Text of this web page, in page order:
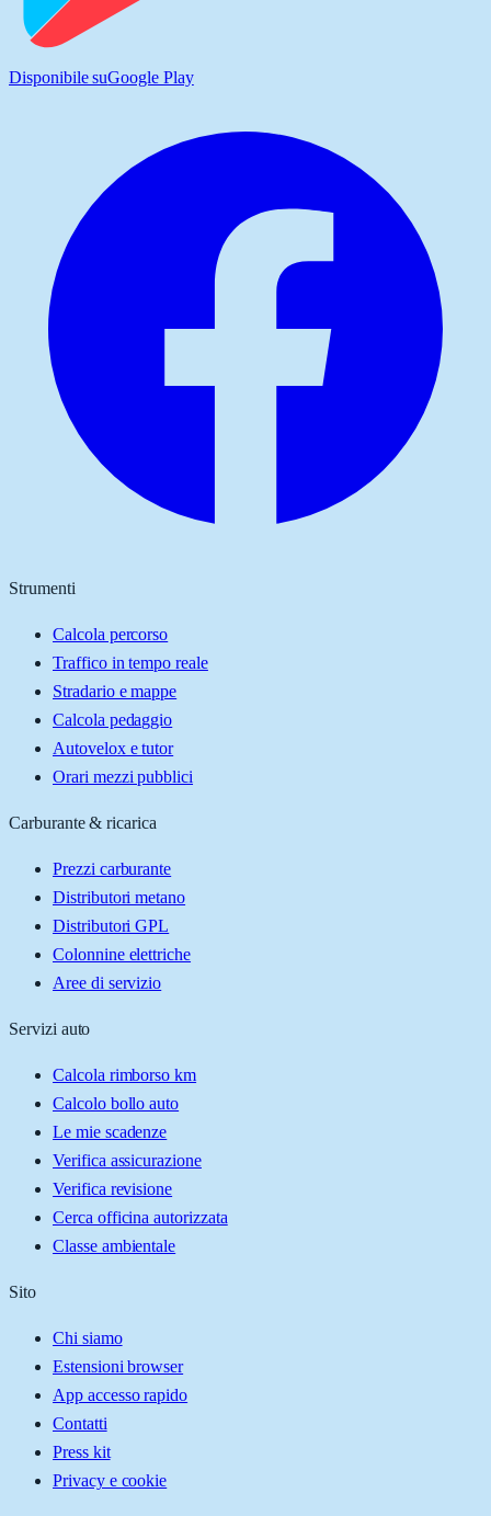
Disponibile suGoogle Play
Strumenti
Calcola percorso
Traffico in tempo reale
Stradario e mappe
Calcola pedaggio
Autovelox e tutor
Orari mezzi pubblici
Carburante & ricarica
Prezzi carburante
Distributori metano
Distributori GPL
Colonnine elettriche
Aree di servizio
Servizi auto
Calcola rimborso km
Calcolo bollo auto
Le mie scadenze
Verifica assicurazione
Verifica revisione
Cerca officina autorizzata
Classe ambientale
Sito
Chi siamo
Estensioni browser
App accesso rapido
Contatti
Press kit
Privacy e cookie